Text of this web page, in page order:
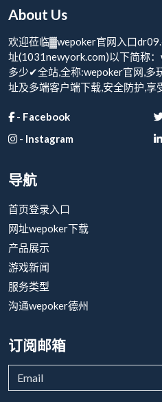
About Us
欢迎莅临▓wepoker官网入口
址(1031newyork.com)以下简称
多少✔全站,全称:wepoker官网,多
址及多端客户端下载,安全防护,
- Facebook
- Instagram
导航
首页登录入口
网址wepoker下载
产品展示
游戏新闻
服务类型
沟通wepoker德州
订阅邮箱